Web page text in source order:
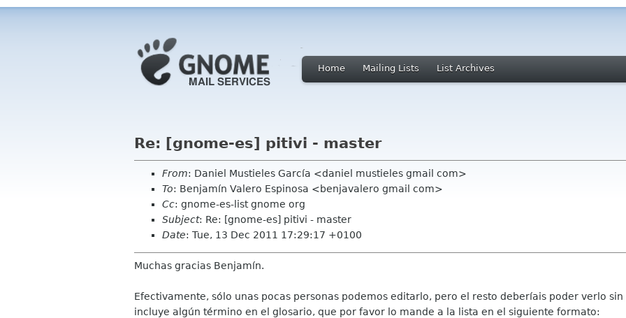
Home Mailing Lists List Archives
Re: [gnome-es] pitivi - master
From: Daniel Mustieles García <daniel mustieles gmail com>
To: Benjamín Valero Espinosa <benjavalero gmail com>
Cc: gnome-es-list gnome org
Subject: Re: [gnome-es] pitivi - master
Date: Tue, 13 Dec 2011 17:29:17 +0100
Muchas gracias Benjamín.
Efectivamente, sólo unas pocas personas podemos editarlo, pero el resto deberíais poder verlo
incluye algún término en el glosario, que por favor lo mande a la lista en el siguiente formato: